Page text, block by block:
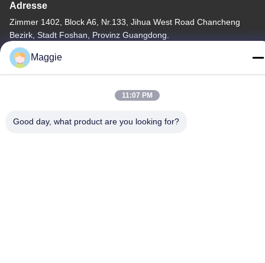
Adresse
Zimmer 1402, Block A6, Nr.133, Jihua West Road Chancheng
Bezirk, Stadt Foshan, Provinz Guangdong.
Tel
86-13342999029
Maggie
11:07 PM
Good day, what product are you looking for?